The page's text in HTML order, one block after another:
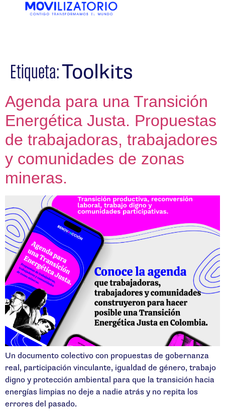
Etiqueta:Toolkits
Agenda para una Transición
Energética Justa. Propuestas
de trabajadoras, trabajadores
y comunidades de zonas
mineras.
Un documento colectivo con propuestas de gobernanza
real, participación vinculante, igualdad de género, trabajo
digno y protección ambiental para que la transición hacia
energías limpias no deje a nadie atrás y no repita los
errores del pasado.